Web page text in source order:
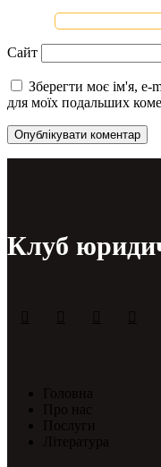
Сайт
Зберегти моє ім'я, e-
для моїх подальших
Клуб
Головна
Про нас
Послуги
Література